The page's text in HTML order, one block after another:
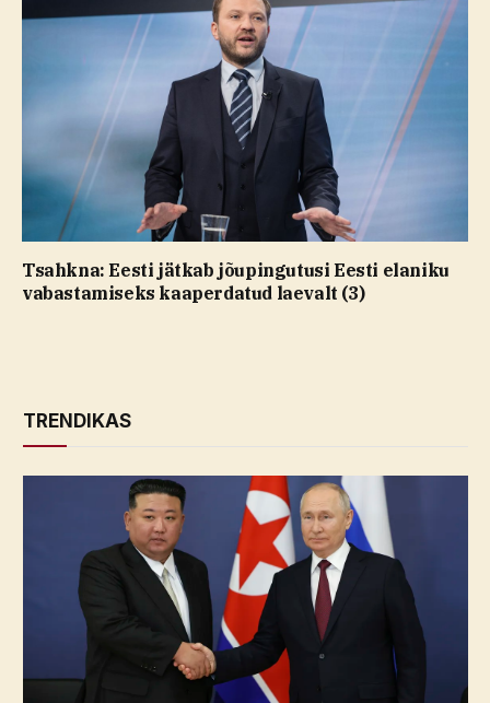
Tsahkna: Eesti jätkab jõupingutusi Eesti elaniku
vabastamiseks kaaperdatud laevalt (3)
TRENDIKAS